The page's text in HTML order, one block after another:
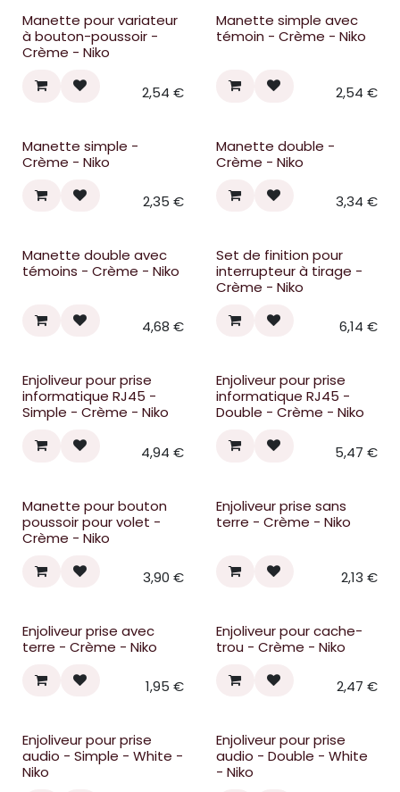
Manette pour variateur
à bouton-poussoir -
Crème - Niko
2,54 €
Manette simple avec
témoin - Crème - Niko
2,54 €
Manette simple -
Crème - Niko
2,35 €
Manette double -
Crème - Niko
3,34 €
Manette double avec
témoins - Crème - Niko
4,68 €
Set de finition pour
interrupteur à tirage -
Crème - Niko
6,14 €
Enjoliveur pour prise
informatique RJ45 -
Simple - Crème - Niko
4,94 €
Enjoliveur pour prise
informatique RJ45 -
Double - Crème - Niko
5,47 €
Manette pour bouton
poussoir pour volet -
Crème - Niko
3,90 €
Enjoliveur prise sans
terre - Crème - Niko
2,13 €
Enjoliveur prise avec
terre - Crème - Niko
1,95 €
Enjoliveur pour cache-
trou - Crème - Niko
2,47 €
Enjoliveur pour prise
audio - Simple - White -
Niko
Enjoliveur pour prise
audio - Double - White
- Niko